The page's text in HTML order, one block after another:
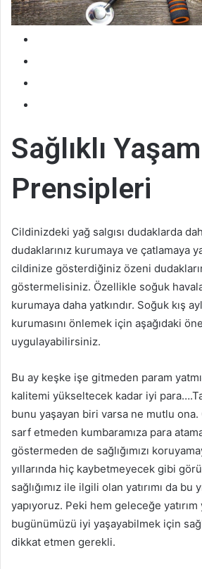
ö
n
Sağlıklı Yaşam
Prensipleri
Cildinizdeki yağ salgısı dudaklarda
dudaklarınız kurumaya ve çatlamaya
cildinize gösterdiğiniz özeni
göstermelisiniz. Özellikle soğuk
kurumaya daha yatkındır. Soğuk kış
kurumasını önlemek için aşağıdaki
uygulayabilirsiniz.
Bu ay keşke işe gitmeden param
kalitemi yükseltecek kadar iyi
bunu yaşayan biri varsa ne mutlu ona.
sarf etmeden kumbaramıza para
göstermeden de sağlığımızı
yıllarında hiç kaybetmeyecek gibi
sağlığımız ile ilgili olan yatırımı da bu
yapıyoruz. Peki hem geleceğe
bugünümüzü iyi yaşayabilmek için
dikkat etmen gerekli.